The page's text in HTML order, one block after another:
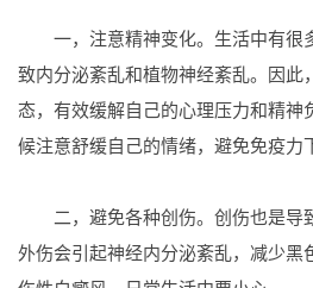
一，注意精神变化。生活中有很
致内分泌紊乱和植物神经紊乱。因此
态，有效缓解自己的心理压力和精神
候注意舒缓自己的情绪，避免免疫力
二，避免各种创伤。创伤也是导致
外伤会引起神经内分泌紊乱，减少黑